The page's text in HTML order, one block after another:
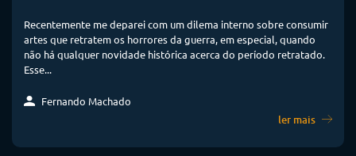
Recentemente me deparei com um dilema interno sobre consumir
artes que retratem os horrores da guerra, em especial, quando
não há qualquer novidade histórica acerca do período retratado.
Esse...
Fernando Machado
ler mais